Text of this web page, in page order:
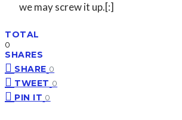
we may screw it up.[:]
TOTAL
0
SHARES
SHARE 0
TWEET 0
PIN IT 0